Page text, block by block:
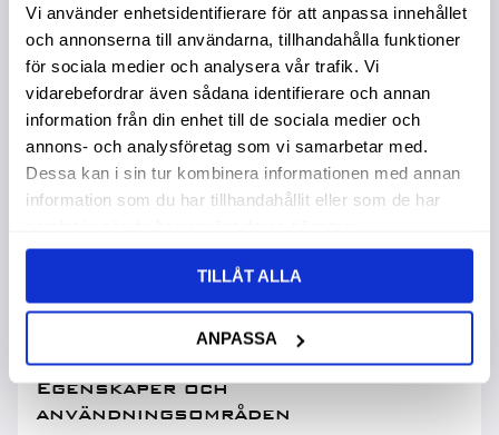
Vi använder enhetsidentifierare för att anpassa innehållet
och annonserna till användarna, tillhandahålla funktioner
för sociala medier och analysera vår trafik. Vi
vidarebefordrar även sådana identifierare och annan
information från din enhet till de sociala medier och
annons- och analysföretag som vi samarbetar med.
Dessa kan i sin tur kombinera informationen med annan
information som du har tillhandahållit eller som de har
TILLÅT ALLA
ANPASSA
Mässing
Mässing används inom tillverkning och
konstruktion där ett material med god
korrosionsbeständighet och goda
vanligt inom verkstad, VVS och tillverkning av
detaljer där precision och lång livslängd är viktigt.
Se ävenaluminium-, mässing- och stålprofiler, plåt
för fler material och utföranden.
Egenskaper och
användningsområden